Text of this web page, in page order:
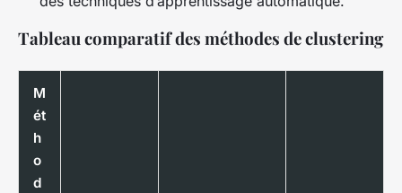
Tableau comparatif des méthodes de clustering
M
ét
h
o
d